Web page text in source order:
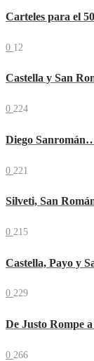
Carteles para el
0 12
Castella y San
0 224
Diego
0 221
Silveti, San
0 215
Castella, Payo y
0 229
De Justo Rompe
0 266